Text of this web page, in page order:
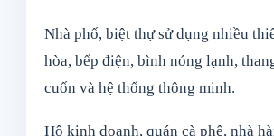
Nhà phố, biệt thự sử dụng nhiều
hòa, bếp điện, bình nóng lạnh,
cuốn và hệ thống thông minh.
Hộ kinh doanh, quán cà phê, nhà